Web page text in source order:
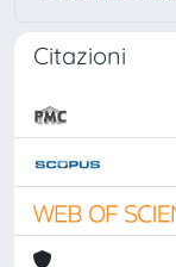
Citazioni